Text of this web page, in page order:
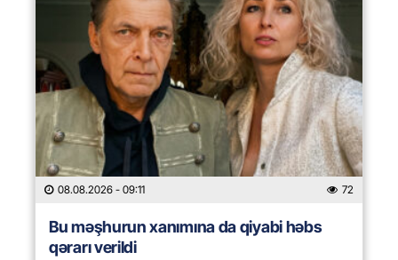
08.08.2026 - 09:11 72
Bu məşhurun xanımına da qiyabi həbs
qərarı verildi